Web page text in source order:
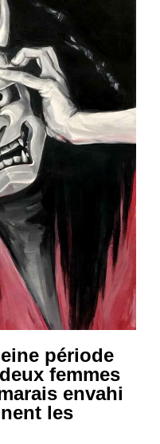
période
femmes
envahi
les